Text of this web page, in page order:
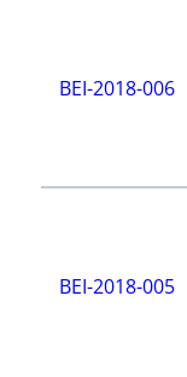
BEI-2018-006
BEI-2018-005